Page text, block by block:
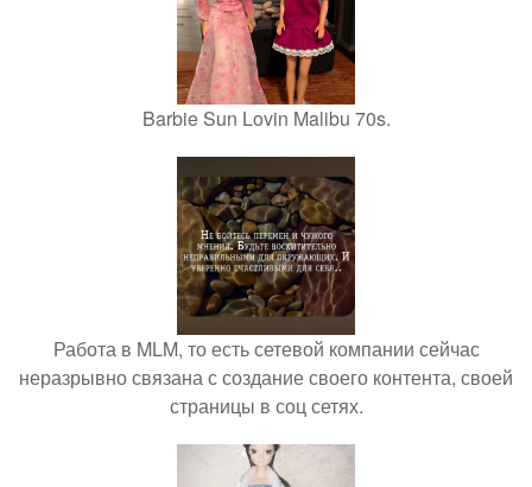
Barbie Sun Lovin Malibu 70s.
Работа в MLM, то есть сетевой компании сейчас
неразрывно связана с создание своего контента, своей
страницы в соц сетях.